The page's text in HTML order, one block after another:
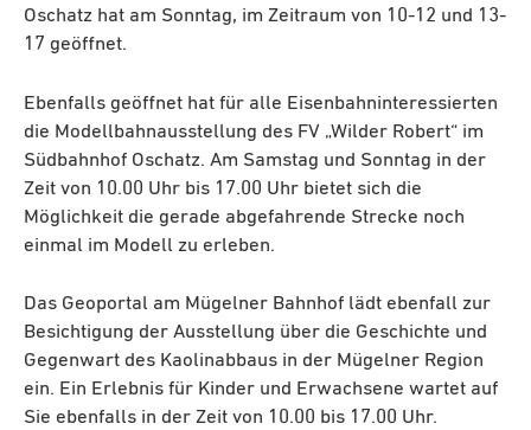
Oschatz hat am Sonntag, im Zeitraum von 10-12 und 13-
17 geöffnet.
Ebenfalls geöffnet hat für alle Eisenbahninteressierten
die Modellbahnausstellung des FV „Wilder Robert“ im
Südbahnhof Oschatz. Am Samstag und Sonntag in der
Zeit von 10.00 Uhr bis 17.00 Uhr bietet sich die
Möglichkeit die gerade abgefahrende Strecke noch
einmal im Modell zu erleben.
Das Geoportal am Mügelner Bahnhof lädt ebenfall zur
Besichtigung der Ausstellung über die Geschichte und
Gegenwart des Kaolinabbaus in der Mügelner Region
ein. Ein Erlebnis für Kinder und Erwachsene wartet auf
Sie ebenfalls in der Zeit von 10.00 bis 17.00 Uhr.